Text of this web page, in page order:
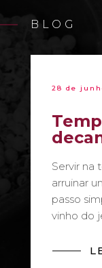
BLOG
28 de
Servir na
arruinar
passo
vinho do